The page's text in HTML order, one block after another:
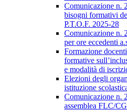
Comunicazione n.
bisogni formativi
P.T.O.F. 2025-28
Comunicazione n.
per ore eccedenti
Formazione
formative
e modalità di
Elezioni degli
istituzione
Comunicazione n.
assemblea FLC/